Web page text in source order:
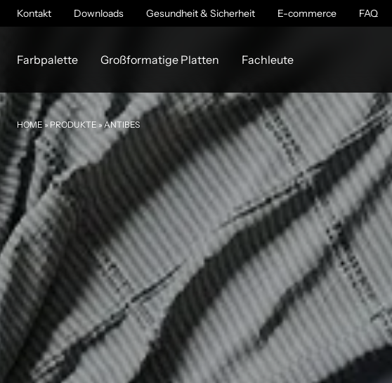
Kontakt Downloads Gesundheit & Sicherheit E-commerce FAQ
Farbpalette Großformatige Platten Fachleute
HOME» PRODUKTE»ANTIBES